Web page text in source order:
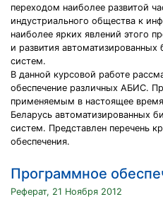
переходом наиболее развитой
индустриального общества к
наиболее ярких явлений этого
и развития
систем.
В данной курсовой работе
обеспечение различных АБИС.
применяемым в настоящее
Беларусь автоматизированных
систем. Представлен перечень
обеспечения.
Программное
Реферат, 21 Ноября 2012